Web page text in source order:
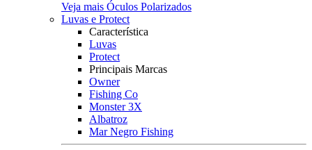
Veja mais Óculos Polarizados
Luvas e Protect
Característica
Luvas
Protect
Principais Marcas
Owner
Fishing Co
Monster 3X
Albatroz
Mar Negro Fishing